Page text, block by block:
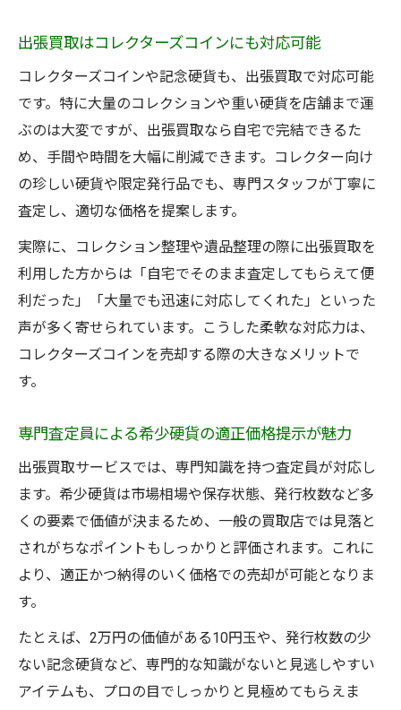
出張買取はコレクターズコインにも対応可能
コレクターズコインや記念硬貨も、出張買取で対応可能
です。特に大量のコレクションや重い硬貨を店舗まで運
ぶのは大変ですが、出張買取なら自宅で完結できるた
め、手間や時間を大幅に削減できます。コレクター向け
の珍しい硬貨や限定発行品でも、専門スタッフが丁寧に
査定し、適切な価格を提案します。
実際に、コレクション整理や遺品整理の際に出張買取を
利用した方からは「自宅でそのまま査定してもらえて便
利だった」「大量でも迅速に対応してくれた」といった
声が多く寄せられています。こうした柔軟な対応力は、
コレクターズコインを売却する際の大きなメリットで
す。
専門査定員による希少硬貨の適正価格提示が魅力
出張買取サービスでは、専門知識を持つ査定員が対応し
ます。希少硬貨は市場相場や保存状態、発行枚数など多
くの要素で価値が決まるため、一般の買取店では見落と
されがちなポイントもしっかりと評価されます。これに
より、適正かつ納得のいく価格での売却が可能となりま
す。
たとえば、2万円の価値がある10円玉や、発行枚数の少
ない記念硬貨など、専門的な知識がないと見逃しやすい
アイテムも、プロの目でしっかりと見極めてもらえま